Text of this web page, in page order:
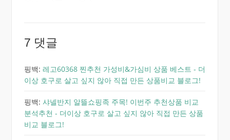
7 댓글
핑백: 레고60368 찐추천 가성비&가심비 상품 베스트 - 더
이상 호구로 살고 싶지 않아 직접 만든 상품비교 블로그!
핑백: 샤넬반지 알뜰쇼핑족 주목! 이번주 추천상품 비교
분석추천 - 더이상 호구로 살고 싶지 않아 직접 만든 상품
비교 블로그!